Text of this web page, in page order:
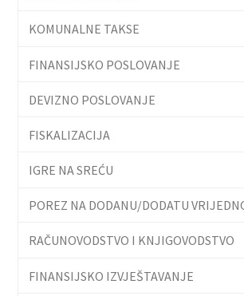
KOMUNALNE TAKSE
FINANSIJSKO POSLOVANJE
DEVIZNO POSLOVANJE
FISKALIZACIJA
IGRE NA SREĆU
POREZ NA DODANU/DODATU
RAČUNOVODSTVO I KNJIGOVODSTVO
FINANSIJSKO IZVJEŠTAVANJE